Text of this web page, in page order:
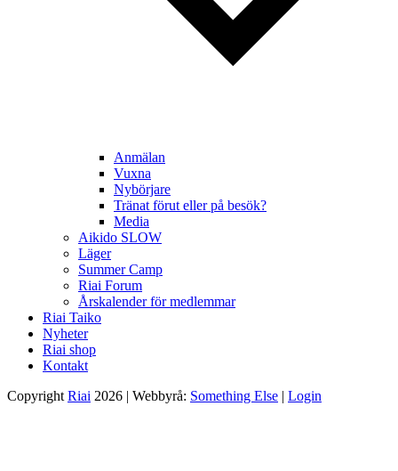
Anmälan
Vuxna
Nybörjare
Tränat förut eller på besök?
Media
Aikido SLOW
Läger
Summer Camp
Riai Forum
Årskalender för medlemmar
Riai Taiko
Nyheter
Riai shop
Kontakt
Copyright Riai 2026 | Webbyrå: Something Else | Login